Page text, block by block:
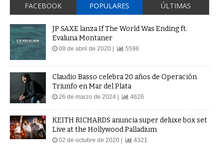
FACEBOOK POPULARES ÚLTIMAS
JP SAXE lanza If The World Was Ending ft.
Evaluna Montaner
08 de abril de 2020 | 5596
Claudio Basso celebra 20 años de Operación
Triunfo en Mar del Plata
26 de marzo de 2024 | 4626
KEITH RICHARDS anuncia super deluxe box set
Live at the Hollywood Palladium
02 de octubre de 2020 | 4321